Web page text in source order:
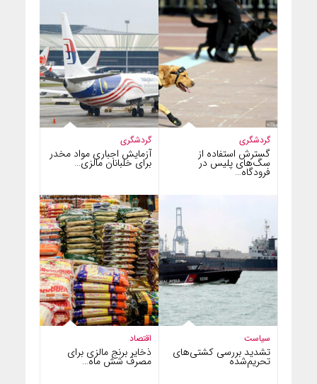
گردشگری
آزمایش اجباری مواد مخدر
برای خلبانان مالزی…
گردشگری
گسترش استفاده از
سگ‌های پلیس در
فرودگاه…
اقتصاد
ذخایر برنج مالزی برای
مصرف شش ماه…
سیاست
تشدید بررسی کشتی‌های
تحریم‌شده